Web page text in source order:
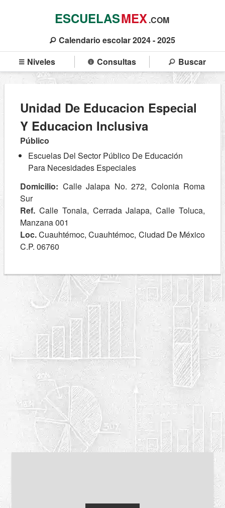
ESCUELASMEX.COM
Calendario escolar 2024 - 2025
Niveles
Consultas Buscar
Unidad De Educacion Especial
Y Educacion Inclusiva
Público
Escuelas Del Sector Público De Educación
Para Necesidades Especiales
Domicilio: Calle Jalapa No. 272, Colonia Roma
Sur
Ref. Calle Tonala, Cerrada Jalapa, Calle Toluca,
Manzana 001
Loc.Cuauhtémoc, Cuauhtémoc, Ciudad De México
C.P. 06760